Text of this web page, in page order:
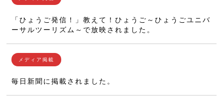
「ひょうご発信！」教えて！ひょうご～ひょうごユニバ
ーサルツーリズム～で放映されました。
毎日新聞に掲載されました。